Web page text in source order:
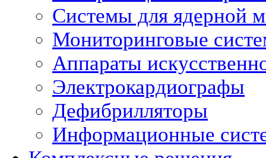
Системы для ядерной
Мониторинговые
Аппараты
Электрокардиографы
Дефибрилляторы
Информационные